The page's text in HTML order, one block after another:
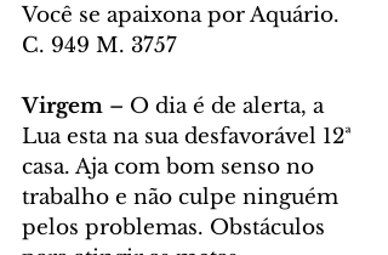
Você se apaixona por Aquário.
C. 949 M. 3757
Virgem – O dia é de alerta, a
Lua esta na sua desfavorável 12ª
casa. Aja com bom senso no
trabalho e não culpe ninguém
pelos problemas. Obstáculos